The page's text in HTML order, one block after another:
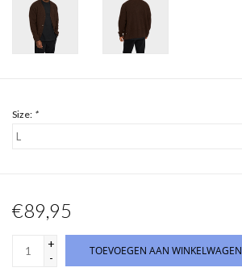
Size: *
€89,95
+
-
TOEVOEGEN AAN WINKELWAGEN